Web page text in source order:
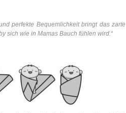
perfekte Bequemlichkeit bringt das zarte
sich wie in Mamas Bauch fühlen wird.“